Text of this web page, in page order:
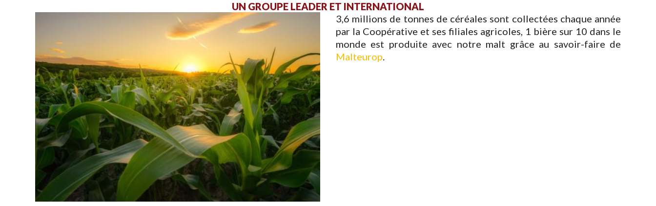
UN GROUPE LEADER ET INTERNATIONAL
3,6 millions de tonnes de céréales sont collectées chaque année
par la Coopérative et ses filiales agricoles, 1 bière sur 10 dans le
monde est produite avec notre malt grâce au savoir-faire de
Malteurop.